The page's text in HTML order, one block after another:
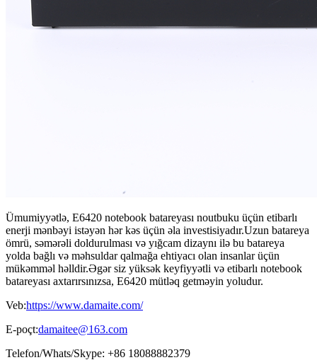
Ümumiyyətlə, E6420 notebook batareyası noutbuku üçün etibarlı
enerji mənbəyi istəyən hər kəs üçün əla investisiyadır.Uzun batareya
ömrü, səmərəli doldurulması və yığcam dizaynı ilə bu batareya
yolda bağlı və məhsuldar qalmağa ehtiyacı olan insanlar üçün
mükəmməl həlldir.Əgər siz yüksək keyfiyyətli və etibarlı notebook
batareyası axtarırsınızsa, E6420 mütləq getməyin yoludur.
Veb:https://www.damaite.com/
E-poçt:damaitee@163.com
Telefon/Whats/Skype: +86 18088882379